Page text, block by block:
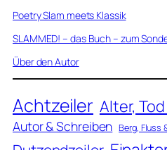
Poetry Slam meets Klassik
SLAMMED! – das Buch – zum
Über den Autor
Achtzeiler Alter,
Autor & Schreiben Berg, Fluss